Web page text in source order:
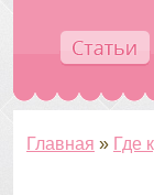
Главная » Где